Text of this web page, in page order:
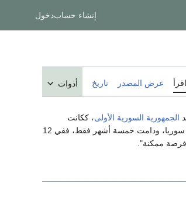
إنشاء حسابدخول
اقرأ عرض المصدر تاريخ أدوات
الجمهورية السورية الأولى، ككانت
حكومة مؤقتة، أسندت إلى رئيسها مهام رئاسة الجمهورية أيضًا، وشكلت من محايدين، وخلال عهدها دخلت قوات الحلفاء إلى سوريا، ودامت خمسة أشهر فقط، ففي 12
فرصة ممكنة".